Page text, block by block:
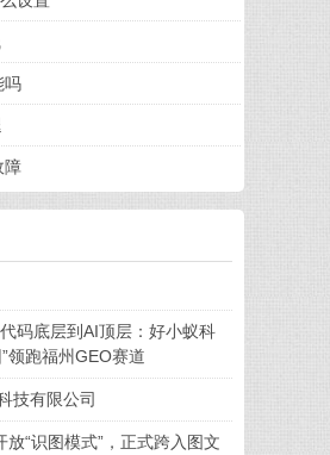
吗
障
码底层到AI顶层：好小蚁科
领跑福州GEO赛道
技有限公司
“识图模式”，正式跨入图文